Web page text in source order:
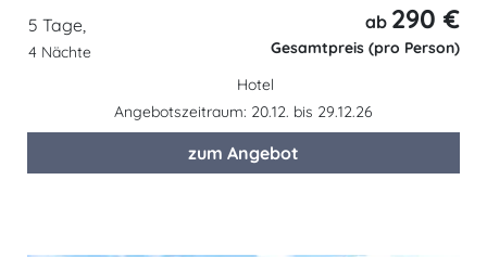
5 Tage,
4 Nächte
ab 290 €
Gesamtpreis (pro Person)
Hotel
Angebotszeitraum: 20.12. bis 29.12.26
zum Angebot